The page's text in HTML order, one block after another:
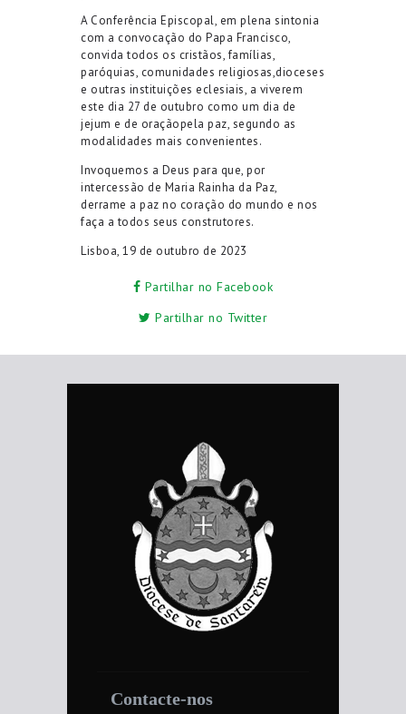
A Conferência Episcopal, em plena sintonia
com a convocação do Papa Francisco,
convida todos os cristãos, famílias,
paróquias, comunidades religiosas,dioceses
e outras instituições eclesiais, a viverem
este dia 27 de outubro como um dia de
jejum e de oraçãopela paz, segundo as
modalidades mais convenientes.
Invoquemos a Deus para que, por
intercessão de Maria Rainha da Paz,
derrame a paz no coração do mundo e nos
faça a todos seus construtores.
Lisboa, 19 de outubro de 2023
Partilhar no Facebook
Partilhar no Twitter
Contacte-nos